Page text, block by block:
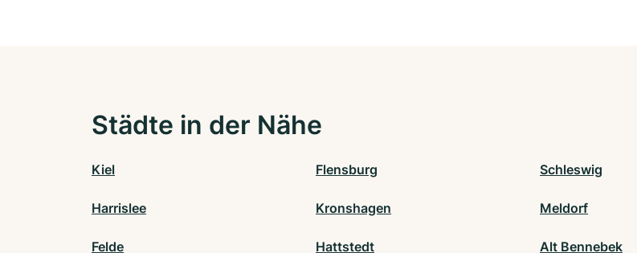
Städte in der Nähe
Kiel Flensburg Schleswig
Harrislee Kronshagen Meldorf
Felde Hattstedt Alt Bennebek